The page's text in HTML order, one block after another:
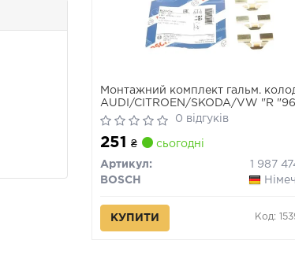
Монтажний комплект гальм.
AUDI/CITROEN/SKODA/VW "R
0 відгуків
251 ₴ сьогодні
Артикул:
1 987
BOSCH
КУПИТИ Код: